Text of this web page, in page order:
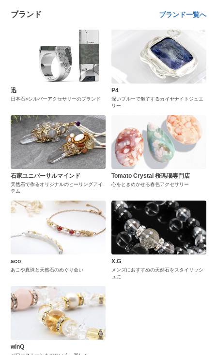
ブランド ブランド一覧へ
迅
日本石×シルバーアクセサリーのブランド
P4
深いブルーで魅了するカイヤナイトジュエ
リー
石家ユニバーサルマインド
天然石で作るオリジナルのヒーリングアイ
テム
Tomato Crystal 桜瑪瑙専門店
心をときめかせる春色アクセサリー
aco
あこや真珠と天然石のめぐり会い
X.G
メンズにおすすめの天然石をスタイリッシ
ュに
winQ